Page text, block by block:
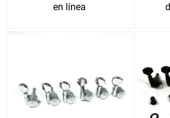
en línea